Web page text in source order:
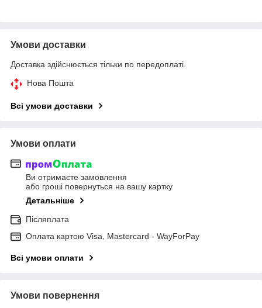
Умови доставки
Доставка здійснюється тільки по передоплаті.
Нова Пошта
Всі умови доставки
Умови оплати
Ви отримаєте замовлення
або гроші повернуться на вашу картку
Детальніше
Післяплата
Оплата картою Visa, Mastercard - WayForPay
Всі умови оплати
Умови повернення